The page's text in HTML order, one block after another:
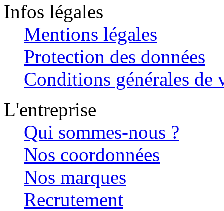
Infos légales
Mentions légales
Protection des données
Conditions générales de
L'entreprise
Qui sommes-nous ?
Nos coordonnées
Nos marques
Recrutement